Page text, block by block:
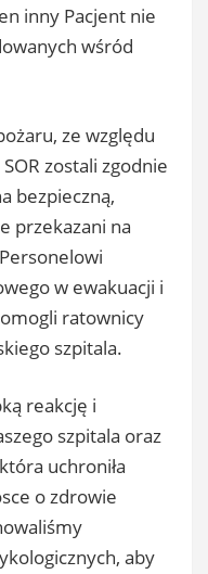
inny Pacjent nie
wśród
ze względu
zostali zgodnie
bezpieczną,
przekazani na
w ewakuacji i
ratownicy
szpitala.
reakcję i
szpitala oraz
uchroniła
o zdrowie
aby